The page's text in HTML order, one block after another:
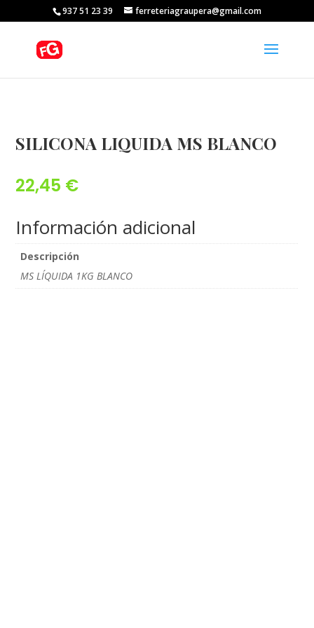
937 51 23 39 ferreteriagraupera@gmail.com
SILICONA LIQUIDA MS BLANCO
22,45 €
Información adicional
Descripción
MS LÍQUIDA 1KG BLANCO